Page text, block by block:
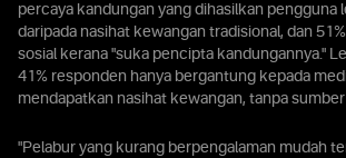
percaya kandungan yang dihasilkan pengguna
daripada nasihat kewangan tradisional, dan
sosial kerana "suka pencipta kandungannya."
41% responden hanya bergantung kepada
mendapatkan nasihat kewangan, tanpa sumber
"Pelabur yang kurang berpengalaman mudah